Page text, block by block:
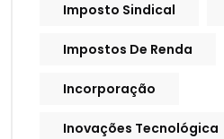
Imposto Sindical
Impostos De Renda
Incorporação
Inovações Tecnológica